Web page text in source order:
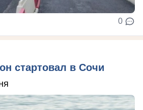
0
стартовал в Сочи